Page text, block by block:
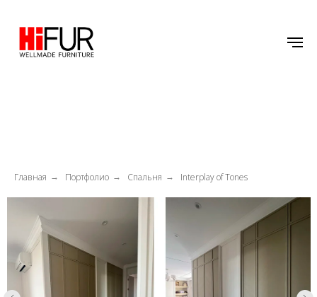
Главная → Портфолио → Спальня → Interplay of Tones